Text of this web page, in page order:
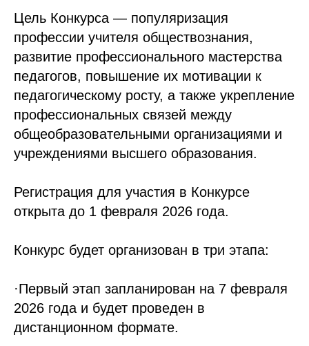
Цель Конкурса — популяризация
профессии учителя обществознания,
развитие профессионального мастерства
педагогов, повышение их мотивации к
педагогическому росту, а также укрепление
профессиональных связей между
общеобразовательными организациями и
учреждениями высшего образования.
Регистрация для участия в Конкурсе
открыта до 1 февраля 2026 года.
Конкурс будет организован в три этапа:
·Первый этап запланирован на 7 февраля
2026 года и будет проведен в
дистанционном формате.